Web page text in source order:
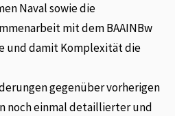
Naval sowie die
mit dem BAAINBw
und damit Komplexität die
gegenüber vorherigen
noch einmal detaillierter und